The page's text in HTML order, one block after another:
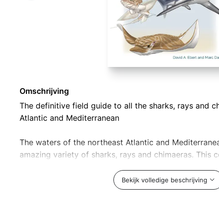
Omschrijving
The definitive field guide to all the sharks, rays and
Atlantic and Mediterranean
The waters of the northeast Atlantic and
amazing variety of sharks, rays and chimaeras. This
of the European Atlantic and Iceland, along all the
Black Sea and as far south as the Canary Islands.
Bekijk volledige beschrijving